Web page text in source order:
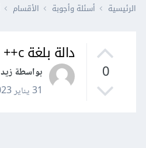
الرئيسية أسئلة وأجوبة الأقسام
0
دالة بلغة c++ لإستقبال سلسلة حرفية و حساب عدد الفراغات فيها؟
بواسطة
31 يناير 2023